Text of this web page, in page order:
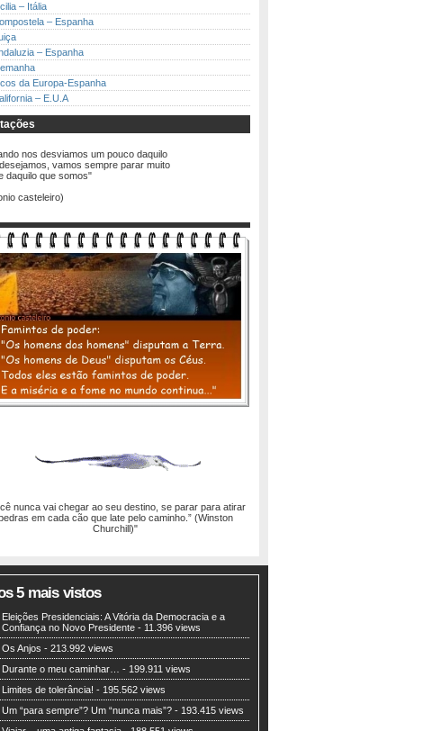
– Itália
– Espanha
– Espanha
da Europa-Espanha
– E.U.A
nos desviamos um pouco daquilo
vamos sempre parar muito
daquilo que somos"
casteleiro)
nunca vai chegar ao seu destino, se parar para atirar
em cada cão que late pelo caminho.” (Winston
Churchill)"
5 mais vistos
Eleições Presidenciais: A Vitória da Democracia e a
Confiança no Novo Presidente - 11.396 views
Os Anjos - 213.992 views
Durante o meu caminhar…
- 199.911 views
Limites de tolerância! - 195.562 views
Um “para sempre”? Um “nunca mais”? - 193.415 views